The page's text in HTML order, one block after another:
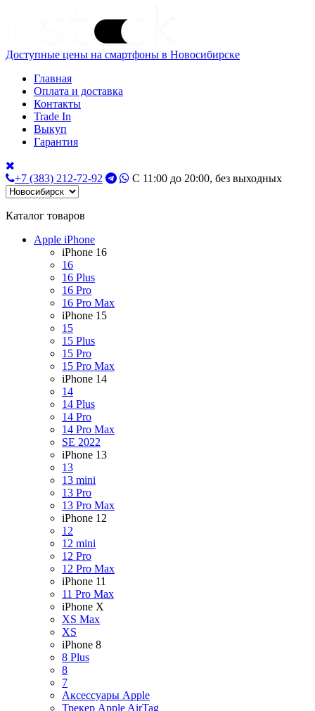
Доступные цены на смартфоны в Новосибирске
Главная
Оплата и доставка
Контакты
Trade In
Выкуп
Гарантия
+7 (383) 212-72-92 С 11:00 до 20:00, без выходных
Каталог товаров
Apple iPhone
iPhone 16
16
16 Plus
16 Pro
16 Pro Max
iPhone 15
15
15 Plus
15 Pro
15 Pro Max
iPhone 14
14
14 Plus
14 Pro
14 Pro Max
SE 2022
iPhone 13
13
13 mini
13 Pro
13 Pro Max
iPhone 12
12
12 mini
12 Pro
12 Pro Max
iPhone 11
11 Pro Max
iPhone X
XS Max
XS
iPhone 8
8 Plus
8
7
Аксессуары Apple
Трекер Apple AirTag